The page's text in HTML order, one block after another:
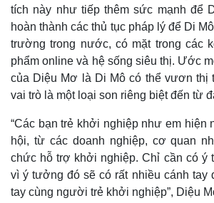
Pháp luật
Vụ án
Quân sự
Vũ khí
tích này như tiếp thêm sức mạnh để
hoàn thành các thủ tục pháp lý để Di
trường trong nước, có mặt trong các
phẩm online và hệ sống siêu thị. Ước
của Diệu Mơ là Di Mô có thể vươn thị
vai trò là một loại son riêng biệt đến từ
“Các bạn trẻ khởi nghiệp như em hiện
hội, từ các doanh nghiệp, cơ quan
chức hỗ trợ khởi nghiệp. Chỉ cần có ý
vì ý tưởng đó sẽ có rất nhiều cánh tay
tay cùng người trẻ khởi nghiệp”, Diệu